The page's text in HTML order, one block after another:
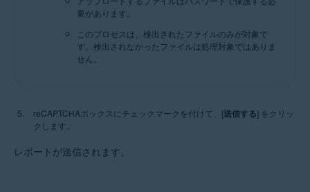
要があります。
このプロセスは、検出されたファイルのみが対象で
す。検出されなかったファイルは処理対象ではありま
せん。
reCAPTCHAボックスにチェックマークを付けて、[送信する] をクリッ
クします。
レポートが送信されます。